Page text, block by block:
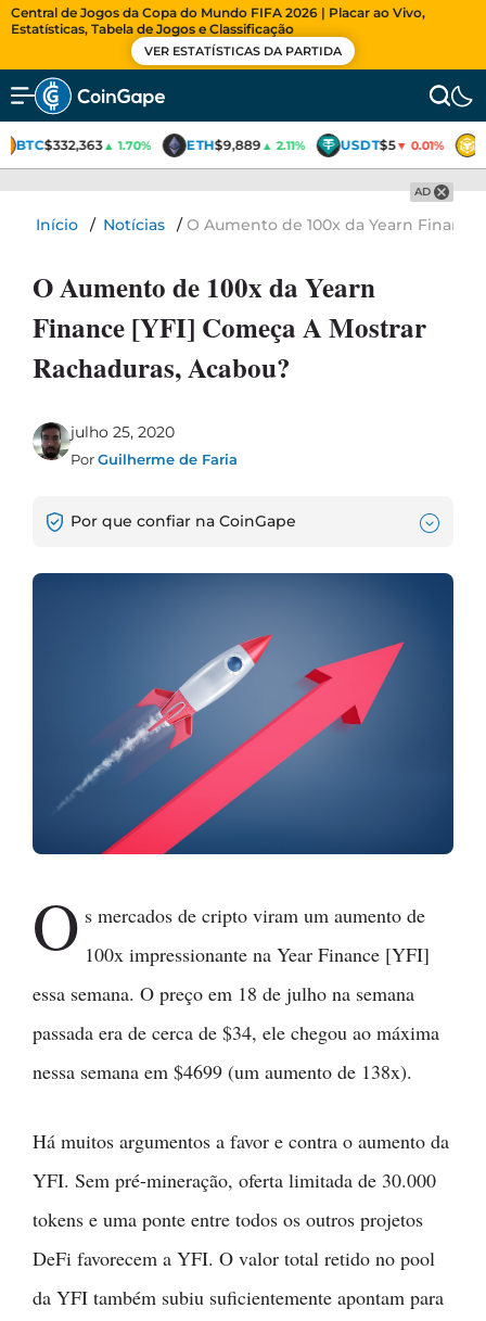
Central de Jogos da Copa do Mundo FIFA 2026 | Placar ao Vivo,
Estatísticas, Tabela de Jogos e Classificação
VER ESTATÍSTICAS DA PARTIDA
BTC$332,363▲ 1.70% ETH$9,889▲ 2.11% USDT$5▼ 0.01%
AD
Início / Notícias /O Aumento de 100x da Yearn
O Aumento de 100x da Yearn
Finance [YFI] Começa A Mostrar
Rachaduras, Acabou?
julho 25, 2020
PorGuilherme de Faria
Por que confiar na CoinGape
O s mercados de cripto viram um aumento de
100x impressionante na Year Finance [YFI]
essa semana. O preço em 18 de julho na semana
passada era de cerca de $34, ele chegou ao máxima
nessa semana em $4699 (um aumento de 138x).
Há muitos argumentos a favor e contra o aumento da
YFI. Sem pré-mineração, oferta limitada de 30.000
tokens e uma ponte entre todos os outros projetos
DeFi favorecem a YFI. O valor total retido no pool
da YFI também subiu suficientemente apontam para